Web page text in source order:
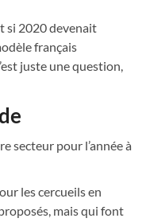
si 2020 devenait
français
juste une question,
secteur pour l’année à
les cercueils en
mais qui font